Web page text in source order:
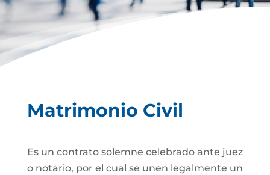
Matrimonio Civil
Es un contrato solemne celebrado ante juez
o notario, por el cual se unen legalmente un